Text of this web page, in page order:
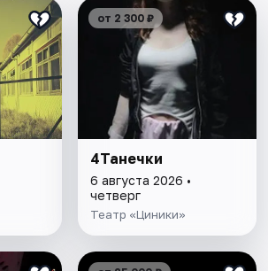
от 2 300 ₽
4Танечки
6 августа 2026 •
четверг
Театр «Циники»